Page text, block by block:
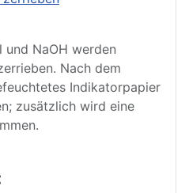
und NaOH werden
Nach dem
Indikatorpapier
zusätzlich wird eine